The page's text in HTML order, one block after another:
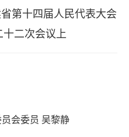
第十四届人民代表大会
二次会议上
会委员 吴黎静